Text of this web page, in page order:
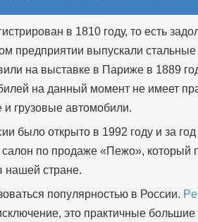
в 1810 году, то есть
предприятии выпускали
на выставке в Париже в 1889
на данный момент не имеет
и грузовые автомобили.
было открыто в 1992 году и за
салон по продаже «Пежо»,
нашей стране.
популярностью в России.
это практичные